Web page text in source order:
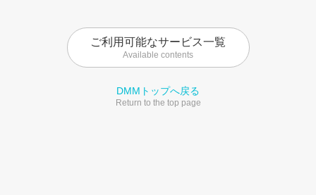
ご利用可能なサービス一覧
Available contents
DMMトップへ戻る
Return to the top page